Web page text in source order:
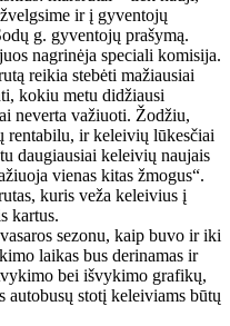
ir į gyventojų
g. gyventojų prašymą.
nagrinėja speciali komisija.
reikia stebėti mažiausiai
kokiu metu didžiausi
neverta važiuoti. Žodžiu,
rentabilu, ir keleivių lūkesčiai
daugiausiai keleivių naujais
vienas kitas žmogus“.
kuris veža keleivius į
kartus.
sezonu, kaip buvo ir iki
laikas bus derinamas ir
bei išvykimo grafikų,
autobusų stotį keleiviams būtų